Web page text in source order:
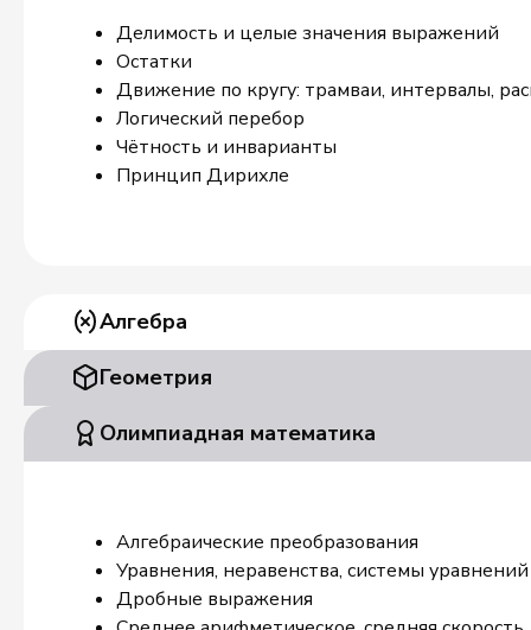
Делимость и целые значения выражений
Остатки
Движение по кругу: трамваи, интервалы,
Логический перебор
Чётность и инварианты
Принцип Дирихле
Алгебра
Геометрия
Олимпиадная математика
Алгебраические преобразования
Уравнения, неравенства, системы уравнений
Дробные выражения